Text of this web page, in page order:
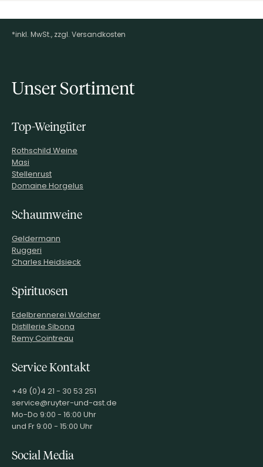
Footer-Menü
*inkl. MwSt., zzgl. Versandkosten
Unser Sortiment
Top-Weingüter
Rothschild Weine
Masi
Stellenrust
Domaine Horgelus
Schaumweine
Geldermann
Ruggeri
Charles Heidsieck
Spirituosen
Edelbrennerei Walcher
Distillerie Sibona
Remy Cointreau
Service Kontakt
+49 (0)4 21 - 30 53 251
service@ruyter-und-ast.de
Mo-Do 9:00 - 16:00 Uhr
und Fr 9:00 - 15:00 Uhr
Social Media